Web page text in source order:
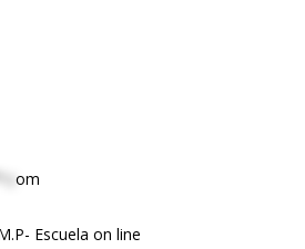
om
Escuela on line